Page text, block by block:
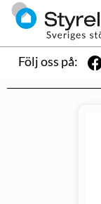
Följ oss på: